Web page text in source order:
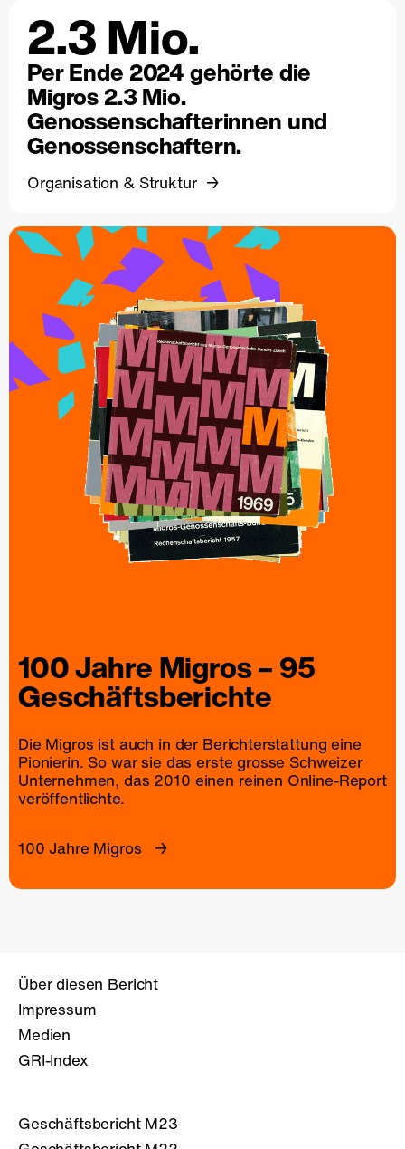
2.3 Mio.
Per Ende 2024 gehörte die
Migros 2.3 Mio.
Genossenschafterinnen und
Genossenschaftern.
Organisation & Struktur
100 JahreMigros– 95
Geschäfts­berichte
Die Migros ist auch in der Berichterstattung eine
Pionierin. So war sie das erste grosse Schweizer
Unternehmen, das 2010 einen reinen Online-Report
veröffentlichte.
100 Jahre Migros
Über diesen Bericht
Impressum
Medien
GRI-Index
Geschäftsbericht M23